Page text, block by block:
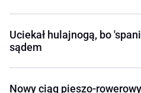
Uciekał hulajnogą, bo
sądem
Nowy ciąg pieszo-